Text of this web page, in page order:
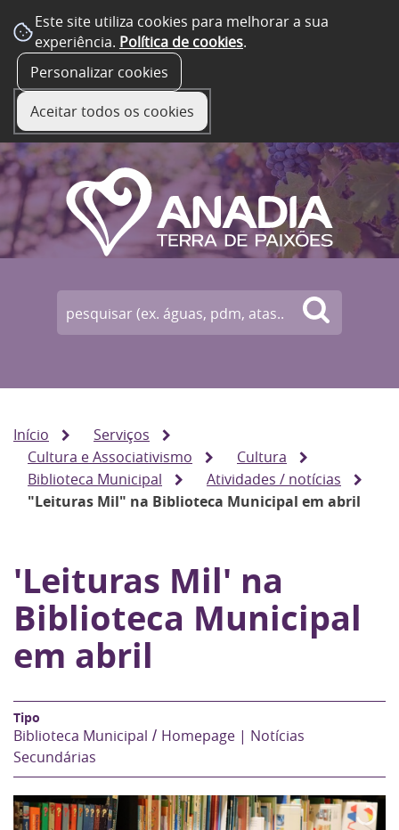
Este site utiliza cookies para melhorar a sua
experiência. Política de cookies.
Personalizar cookies
Aceitar todos os cookies
Início
Serviços
Cultura e Associativismo
Cultura
Biblioteca Municipal
Atividades / notícias
"Leituras Mil" na Biblioteca Municipal em abril
'Leituras Mil' na
Biblioteca Municipal
em abril
Biblioteca Municipal
Homepage | Notícias
Secundárias